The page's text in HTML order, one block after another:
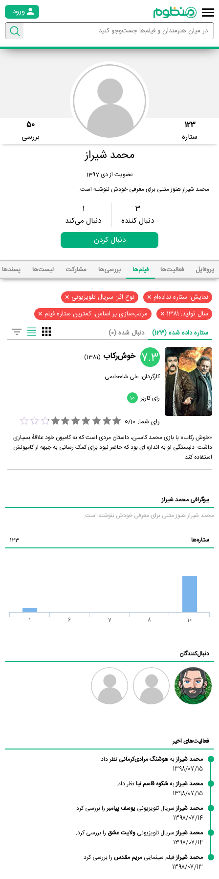
ورود
123
ستاره
50
بررسی
محمد شیراز
عضویت از دی 1397
محمد شیراز هنوز متنی برای معرفی خودش ننوشته است.
3
دنبال کننده
1
دنبال می‌کند
دنبال کردن
پروفایل فعالیت‌ها فیلم‌ها بررسی‌ها مشارکت لیست‌ها پسند‌ها
نمایش: ستاره نداده‌ام × نوع اثر: سریال تلویزیونی ×
سال تولید: 1381 × مرتب‌سازی بر اساس: کمترین ستاره فیلم ×
ستاره داده شده (123) دنبال شده (0)
7.3 خوش‌رکاب (1381)
کارگردان:علی شاه‌حاتمی
رای کاربر: 10
رای شما: 0/10
«خوش رکاب» با بازی محمد کاسبی، داستان مردی است که به کامیون خود علاقهٔ بسیاری
داشت. دلبستگی او به اندازه ای بود که حاضر نبود برای کمک رسانی به جبهه از کامیونش
استفاده کند.
بیوگرافی محمد شیراز
محمد شیراز هنوز متنی برای معرفی خودش ننوشته است.
ستاره‌ها 123
1 6 7 8 10
دنبال‌کنندگان
فعالیت‌های اخیر
محمد شیرازبههوشنگ مرادی‌کرمانی نظر داد.
1398/07/15
محمد شیرازبهشکوه قاسم نیانظر داد.
1398/07/15
محمد شیراز سریال تلویزیونی یوسف پیامبر را بررسی کرد.
1398/07/14
محمد شیراز سریال تلویزیونی ولایت عشق را بررسی کرد.
1398/07/14
محمد شیرازفیلم سینمایی مریم مقدس را بررسی کرد.
1398/07/13